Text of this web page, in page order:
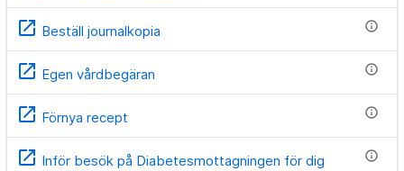
open_in_new Beställ journalkopia info
open_in_new Egen vårdbegäran info
open_in_new Förnya recept info
open_in_new Inför besök på Diabetesmottagningen för dig
info